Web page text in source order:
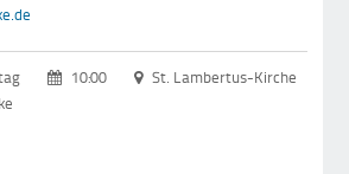
10:00
St. Lambertus-Kirche